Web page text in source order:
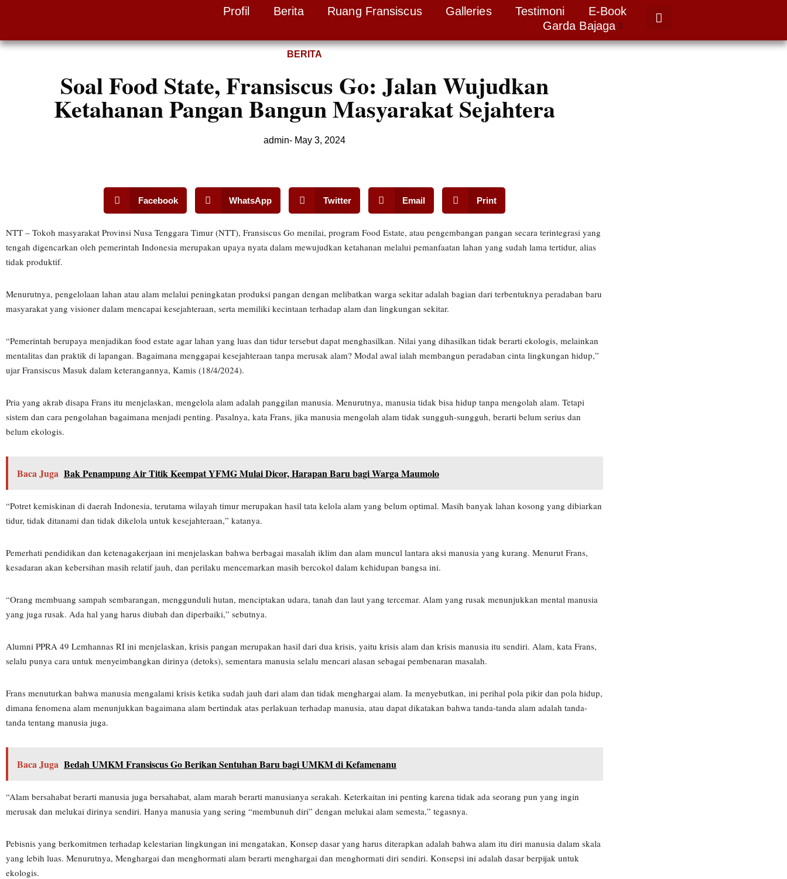
to
Profil Berita Ruang Fransiscus Galleries Testimoni
E-Book
Garda Bajaga
BERITA
Soal Food State, Fransiscus Go: Jalan Wujudkan
Ketahanan Pangan Bangun Masyarakat Sejahtera
admin- May 3, 2024
Facebook WhatsApp Twitter Email Print
NTT – Tokoh masyarakat Provinsi Nusa Tenggara Timur (NTT), Fransiscus Go menilai, program Food Estate, atau pengembangan pangan secara terintegrasi yang
tengah digencarkan oleh pemerintah Indonesia merupakan upaya nyata dalam mewujudkan ketahanan melalui pemanfaatan lahan yang sudah lama tertidur, alias
tidak produktif.
Menurutnya, pengelolaan lahan atau alam melalui peningkatan produksi pangan dengan melibatkan warga sekitar adalah bagian dari terbentuknya peradaban baru
masyarakat yang visioner dalam mencapai kesejahteraan, serta memiliki kecintaan terhadap alam dan lingkungan sekitar.
“Pemerintah berupaya menjadikan food estate agar lahan yang luas dan tidur tersebut dapat menghasilkan. Nilai yang dihasilkan tidak berarti ekologis, melainkan
mentalitas dan praktik di lapangan. Bagaimana menggapai kesejahteraan tanpa merusak alam? Modal awal ialah membangun peradaban cinta lingkungan hidup,”
ujar Fransiscus Masuk dalam keterangannya, Kamis (18/4/2024).
Pria yang akrab disapa Frans itu menjelaskan, mengelola alam adalah panggilan manusia. Menurutnya, manusia tidak bisa hidup tanpa mengolah alam. Tetapi
sistem dan cara pengolahan bagaimana menjadi penting. Pasalnya, kata Frans, jika manusia mengolah alam tidak sungguh-sungguh, berarti belum serius dan
belum ekologis.
Baca Juga Bak Penampung Air Titik Keempat YFMG Mulai Dicor, Harapan Baru bagi Warga Maumolo
“Potret kemiskinan di daerah Indonesia, terutama wilayah timur merupakan hasil tata kelola alam yang belum optimal. Masih banyak lahan kosong yang dibiarkan
tidur, tidak ditanami dan tidak dikelola untuk kesejahteraan,” katanya.
Pemerhati pendidikan dan ketenagakerjaan ini menjelaskan bahwa berbagai masalah iklim dan alam muncul lantara aksi manusia yang kurang. Menurut Frans,
kesadaran akan kebersihan masih relatif jauh, dan perilaku mencemarkan masih bercokol dalam kehidupan bangsa ini.
“Orang membuang sampah sembarangan, menggunduli hutan, menciptakan udara, tanah dan laut yang tercemar. Alam yang rusak menunjukkan mental manusia
yang juga rusak. Ada hal yang harus diubah dan diperbaiki,” sebutnya.
Alumni PPRA 49 Lemhannas RI ini menjelaskan, krisis pangan merupakan hasil dari dua krisis, yaitu krisis alam dan krisis manusia itu sendiri. Alam, kata Frans,
selalu punya cara untuk menyeimbangkan dirinya (detoks), sementara manusia selalu mencari alasan sebagai pembenaran masalah.
Frans menuturkan bahwa manusia mengalami krisis ketika sudah jauh dari alam dan tidak menghargai alam. Ia menyebutkan, ini perihal pola pikir dan pola hidup,
dimana fenomena alam menunjukkan bagaimana alam bertindak atas perlakuan terhadap manusia, atau dapat dikatakan bahwa tanda-tanda alam adalah tanda-
tanda tentang manusia juga.
Baca Juga Bedah UMKM Fransiscus Go Berikan Sentuhan Baru bagi UMKM di Kefamenanu
“Alam bersahabat berarti manusia juga bersahabat, alam marah berarti manusianya serakah. Keterkaitan ini penting karena tidak ada seorang pun yang ingin
merusak dan melukai dirinya sendiri. Hanya manusia yang sering “membunuh diri” dengan melukai alam semesta,” tegasnya.
Pebisnis yang berkomitmen terhadap kelestarian lingkungan ini mengatakan, Konsep dasar yang harus diterapkan adalah bahwa alam itu diri manusia dalam skala
yang lebih luas. Menurutnya, Menghargai dan menghormati alam berarti menghargai dan menghormati diri sendiri. Konsepsi ini adalah dasar berpijak untuk
ekologis.